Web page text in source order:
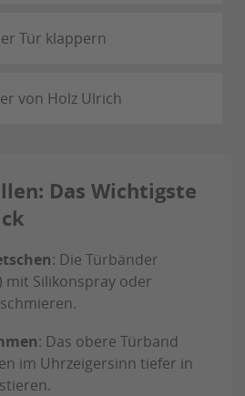
Tür klappern
von Holz Ulrich
Das Wichtigste
: Die Türbänder
mit Silikonspray oder
: Das obere Türband
im Uhrzeigersinn tiefer in